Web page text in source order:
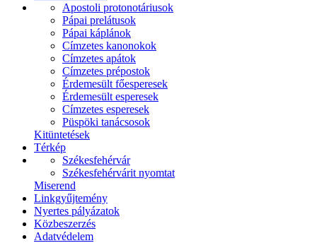
Apostoli protonotáriusok
Pápai prelátusok
Pápai káplánok
Címzetes kanonokok
Címzetes apátok
Címzetes prépostok
Érdemesült főesperesek
Érdemesült esperesek
Címzetes esperesek
Püspöki tanácsosok
Kitüntetések
Térkép
Székesfehérvár
Székesfehérvárit nyomtat
Miserend
Linkgyűjtemény
Nyertes pályázatok
Közbeszerzés
Adatvédelem